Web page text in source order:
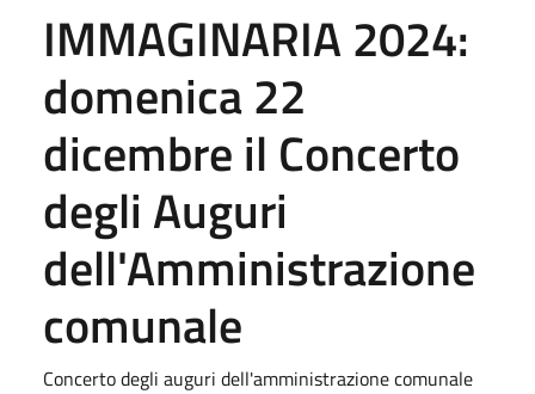
IMMAGINARIA 2024:
domenica 22
dicembre il Concerto
degli Auguri
dell'Amministrazione
comunale
Concerto degli auguri dell'amministrazione comunale